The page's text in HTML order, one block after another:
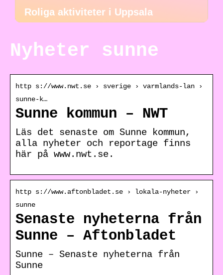
Roliga aktiviteter i Uppsala
Nyheter sunne
http s://www.nwt.se › sverige › varmlands-lan ›
sunne-k…
Sunne kommun – NWT
Läs det senaste om Sunne kommun,
alla nyheter och reportage finns
här på www.nwt.se.
http s://www.aftonbladet.se › lokala-nyheter ›
sunne
Senaste nyheterna från
Sunne – Aftonbladet
Sunne – Senaste nyheterna från
Sunne